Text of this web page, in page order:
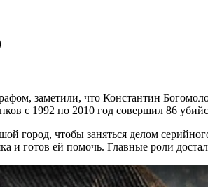
заметили, что Константин
с 1992 по 2010 год совершил 86
город, чтобы заняться делом
и готов ей помочь. Главные роли